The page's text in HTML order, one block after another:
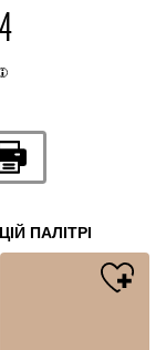
ПАЛІТРІ